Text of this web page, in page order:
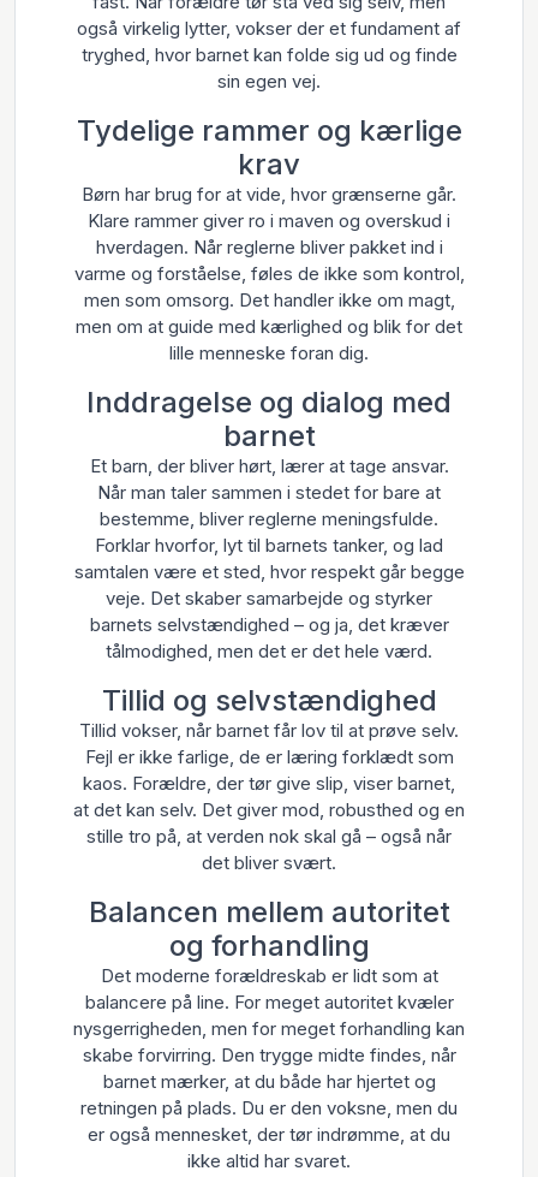
også virkelig lytter, vokser der et fundament af
tryghed, hvor barnet kan folde sig ud og finde
sin egen vej.
Tydelige rammer og kærlige
krav
Børn har brug for at vide, hvor grænserne går.
Klare rammer giver ro i maven og overskud i
hverdagen. Når reglerne bliver pakket ind i
varme og forståelse, føles de ikke som kontrol,
men som omsorg. Det handler ikke om magt,
men om at guide med kærlighed og blik for det
lille menneske foran dig.
Inddragelse og dialog med
barnet
Et barn, der bliver hørt, lærer at tage ansvar.
Når man taler sammen i stedet for bare at
bestemme, bliver reglerne meningsfulde.
Forklar hvorfor, lyt til barnets tanker, og lad
samtalen være et sted, hvor respekt går begge
veje. Det skaber samarbejde og styrker
barnets selvstændighed – og ja, det kræver
tålmodighed, men det er det hele værd.
Tillid og selvstændighed
Tillid vokser, når barnet får lov til at prøve selv.
Fejl er ikke farlige, de er læring forklædt som
kaos. Forældre, der tør give slip, viser barnet,
at det kan selv. Det giver mod, robusthed og en
stille tro på, at verden nok skal gå – også når
det bliver svært.
Balancen mellem autoritet
og forhandling
Det moderne forældreskab er lidt som at
balancere på line. For meget autoritet kvæler
nysgerrigheden, men for meget forhandling kan
skabe forvirring. Den trygge midte findes, når
barnet mærker, at du både har hjertet og
retningen på plads. Du er den voksne, men du
er også mennesket, der tør indrømme, at du
ikke altid har svaret.